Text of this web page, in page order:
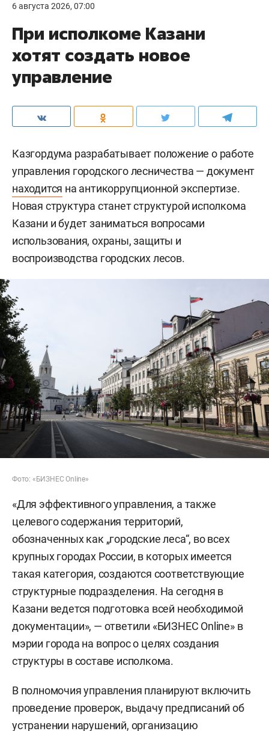
6 августа 2026, 07:00
При исполкоме Казани
хотят создать новое
управление
Казгордума разрабатывает положение о работе
управления городского лесничества — документ
находится на антикоррупционной экспертизе.
Новая структура станет структурой исполкома
Казани и будет заниматься вопросами
использования, охраны, защиты и
воспроизводства городских лесов.
Фото: «БИЗНЕС Online»
«Для эффективного управления, а также
целевого содержания территорий,
обозначенных как „городские леса“, во всех
крупных городах России, в которых имеется
такая категория, создаются соответствующие
структурные подразделения. На сегодня в
Казани ведется подготовка всей необходимой
документации», — ответили «БИЗНЕС Online» в
мэрии города на вопрос о целях создания
структуры в составе исполкома.
В полномочия управления планируют включить
проведение проверок, выдачу предписаний об
устранении нарушений, организацию